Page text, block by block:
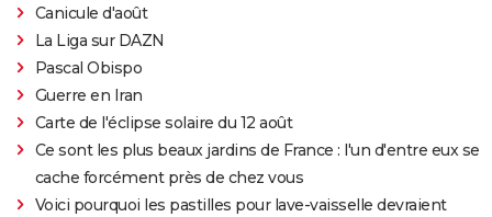
Canicule d'août
La Liga sur DAZN
Pascal Obispo
Guerre en Iran
Carte de l'éclipse solaire du 12 août
Ce sont les plus beaux jardins de France : l'un d'entre eux se
cache forcément près de chez vous
Voici pourquoi les pastilles pour lave-vaisselle devraient